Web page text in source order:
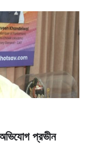
প্রভীন